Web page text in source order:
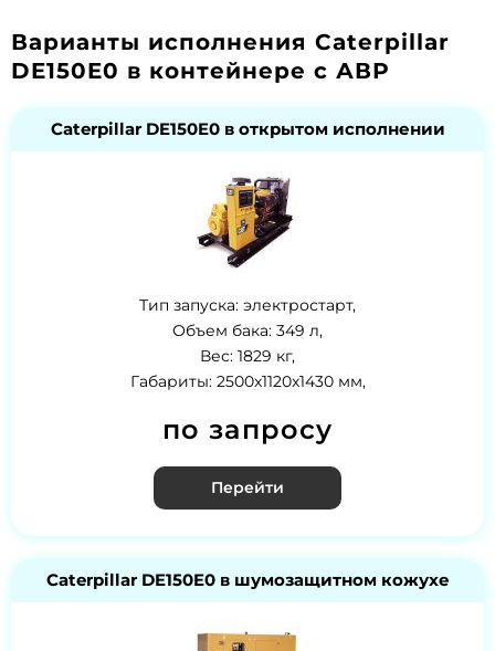
Варианты исполнения Caterpillar
DE150E0 в контейнере с АВР
Caterpillar DE150E0 в открытом исполнении
Тип запуска: электростарт,
Объем бака: 349 л,
Вес: 1829 кг,
Габариты: 2500x1120x1430 мм,
по запросу
Перейти
Caterpillar DE150E0 в шумозащитном кожухе